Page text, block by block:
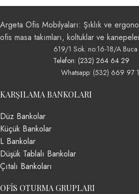
Argeta Ofis Mobilyaları: Şıklık ve
ofis masa takımları, koltuklar ve
619/1 Sok. no:16-18/A Buca
Telefon: (232) 264 64 29
Whatsapp: (532) 669 97
KARŞILAMA BANKOLARI
Düz Bankolar
Küçük Bankolar
L Bankolar
Düşük Tablalı Bankolar
Çıtalı Bankoları
OFIS OTURMA GRUPLARI